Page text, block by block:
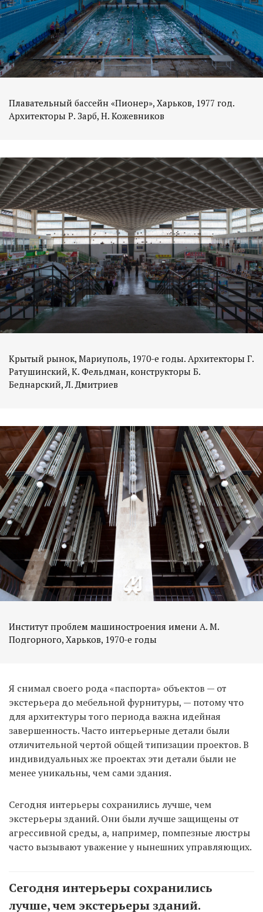
Плавательный бассейн «Пионер», Харьков, 1977 год.
Архитекторы Р. Зарб, Н. Кожевников
Крытый рынок, Мариуполь, 1970-е годы. Архитекторы Г.
Ратушинский, К. Фельдман, конструкторы Б.
Беднарский, Л. Дмитриев
Институт проблем машиностроения имени А. М.
Подгорного, Харьков, 1970-е годы
Я снимал своего рода «паспорта» объектов — от
экстерьера до мебельной фурнитуры, — потому что
для архитектуры того периода важна идейная
завершенность. Часто интерьерные детали были
отличительной чертой общей типизации проектов. В
индивидуальных же проектах эти детали были не
менее уникальны, чем сами здания.
Сегодня интерьеры сохранились лучше, чем
экстерьеры зданий. Они были лучше защищены от
агрессивной среды, а, например, помпезные люстры
часто вызывают уважение у нынешних управляющих.
Сегодня интерьеры сохранились
лучше, чем экстерьеры зданий.